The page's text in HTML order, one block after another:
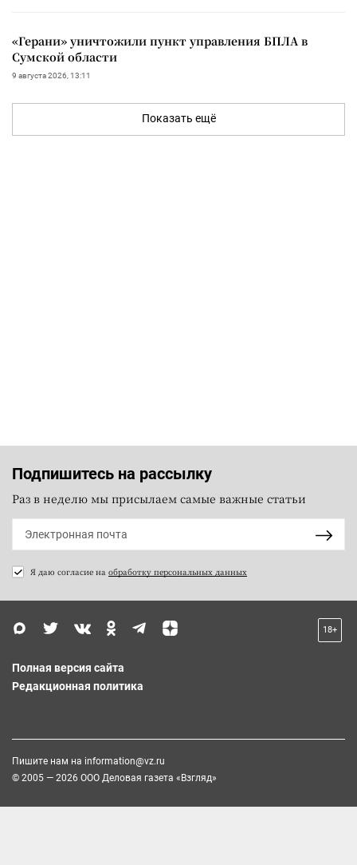
«Герани» уничтожили пункт управления БПЛА в
Сумской области
9 августа 2026, 13:11
Показать ещё
Подпишитесь на рассылку
Раз в неделю мы присылаем самые важные статьи
Я даю согласие на обработку персональных данных
18+
Полная версия сайта
Редакционная политика
Пишите нам на information@vz.ru
© 2005 — 2026 ООО Деловая газета «Взгляд»